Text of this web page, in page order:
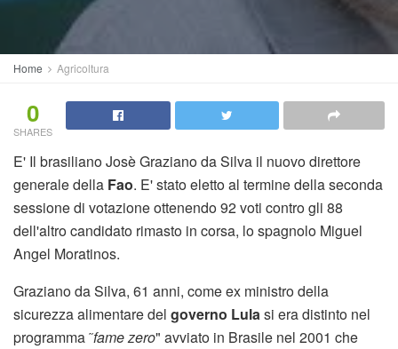
Home Agricoltura
0
SHARES
E' Il brasiliano Josè Graziano da Silva il nuovo direttore
generale della Fao. E' stato eletto al termine della seconda
sessione di votazione ottenendo 92 voti contro gli 88
dell'altro candidato rimasto in corsa, lo spagnolo Miguel
Angel Moratinos.
Graziano da Silva, 61 anni, come ex ministro della
sicurezza alimentare del governo Lulasi era distinto nel
programma ˜fame zero" avviato in Brasile nel 2001 che